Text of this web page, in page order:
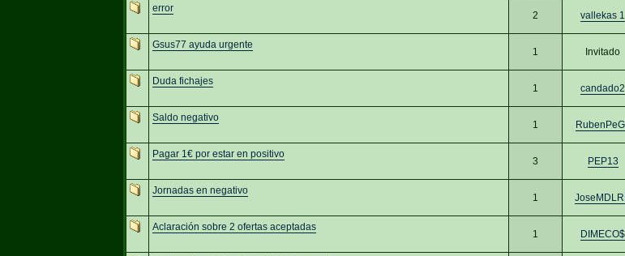
error
2 vallekas 1
Gsus77 ayuda urgente
1 Invitado
Duda fichajes
1 candado2
Saldo negativo
1
Pagar 1€ por estar en positivo
3 PEP13
Jornadas en negativo
1
Aclaración sobre 2 ofertas aceptadas
1 DIMECO$